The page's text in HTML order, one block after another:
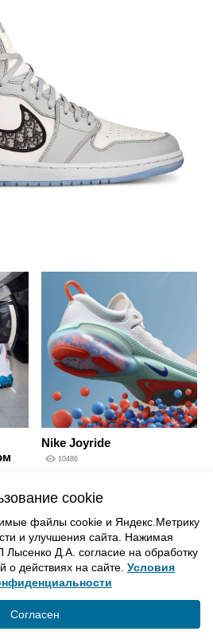
Nike Joyride
10486
cookie
файлы cookie и Яндекс.Метрику
и улучшения сайта. Нажимая
Д.А. согласие на обработку
о действиях на сайте. Условия
Согласен